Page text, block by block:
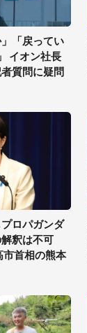
」「戻ってい
イオン社長
質問に疑問
プロパガンダ
釈は不可
市首相の熊本